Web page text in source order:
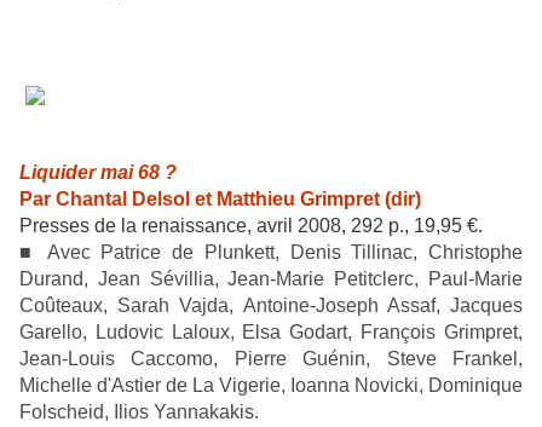
Liquider mai 68 ?
Par Chantal Delsol et Matthieu Grimpret (dir)
Presses de la renaissance, avril 2008, 292 p., 19,95 €.
■ Avec Patrice de Plunkett, Denis Tillinac, Christophe
Durand, Jean Sévillia, Jean-Marie Petitclerc, Paul-Marie
Coûteaux, Sarah Vajda, Antoine-Joseph Assaf, Jacques
Garello, Ludovic Laloux, Elsa Godart, François Grimpret,
Jean-Louis Caccomo, Pierre Guénin, Steve Frankel,
Michelle d'Astier de La Vigerie, Ioanna Novicki, Dominique
Folscheid, Ilios Yannakakis.